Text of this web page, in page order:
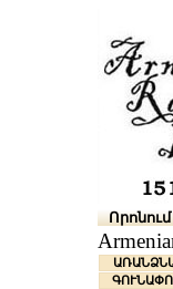
Որոնում